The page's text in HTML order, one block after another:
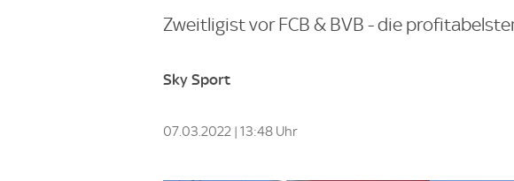
Zweitligist vor FCB & BVB - die
Sky Sport
07.03.2022 | 13:48 Uhr